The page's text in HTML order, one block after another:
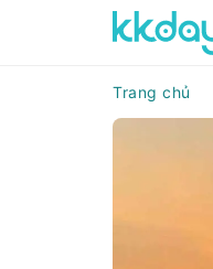
Trang chủ